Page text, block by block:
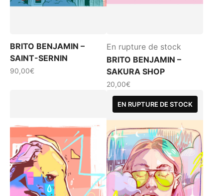
BRITO BENJAMIN –
SAINT-SERNIN
90,00€
En rupture de stock
BRITO BENJAMIN –
SAKURA SHOP
20,00€